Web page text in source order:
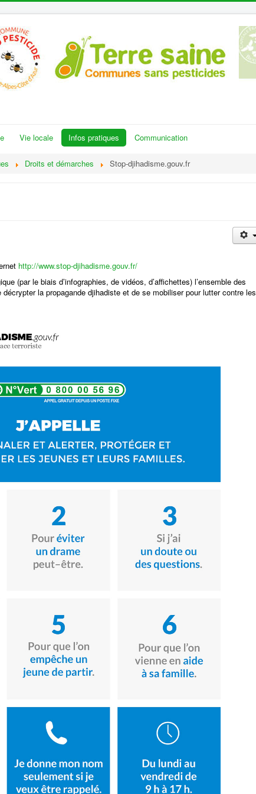
Vie locale Infos pratiques Communication
Droits et démarches Stop-djihadisme.gouv.fr
http://www.stop-djihadisme.gouv.fr/
(par le biais d’infographies, de vidéos, d’affichettes) l’ensemble des
la propagande djihadiste et de se mobiliser pour lutter contre les